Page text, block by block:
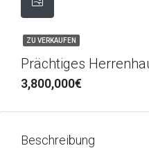
ZU VERKAUFEN
Prächtiges
3,800,000€
Beschreibung